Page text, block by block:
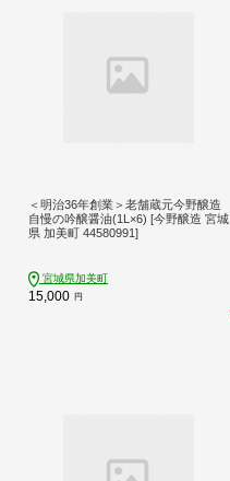
＜明治36年創業＞老舗蔵元今野醸造
自慢の吟醸醤油(1L×6) [今野醸造 宮城
県 加美町 44580991]
宮城県加美町
15,000 円